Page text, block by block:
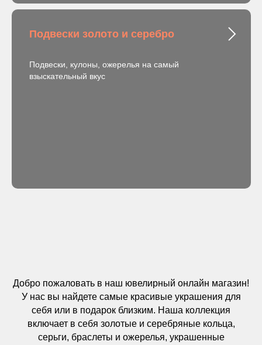
Подвески золото и серебро
Подвески, кулоны, ожерелья на самый
взыскательный вкус
Добро пожаловать в наш ювелирный онлайн магазин!
У нас вы найдете самые красивые украшения для
себя или в подарок близким. Наша коллекция
включает в себя золотые и серебряные кольца,
серьги, браслеты и ожерелья, украшенные